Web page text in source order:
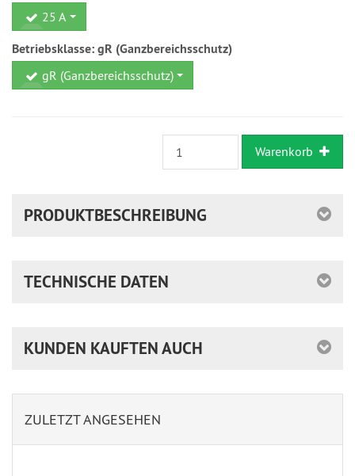
25 A
Betriebsklasse:gR (Ganzbereichsschutz)
gR (Ganzbereichsschutz)
Warenkorb
PRODUKTBESCHREIBUNG
TECHNISCHE DATEN
KUNDEN KAUFTEN AUCH
ZULETZT ANGESEHEN